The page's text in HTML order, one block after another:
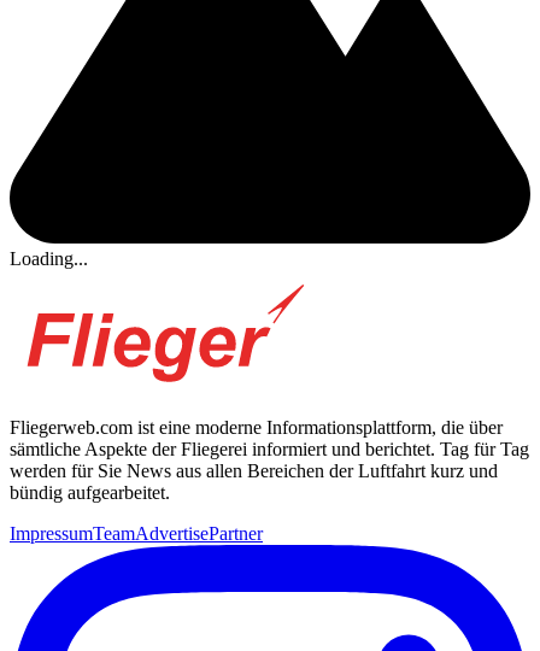
Loading...
Fliegerweb.com ist eine moderne Informationsplattform, die über
sämtliche Aspekte der Fliegerei informiert und berichtet. Tag für Tag
werden für Sie News aus allen Bereichen der Luftfahrt kurz und
bündig aufgearbeitet.
ImpressumTeamAdvertisePartner